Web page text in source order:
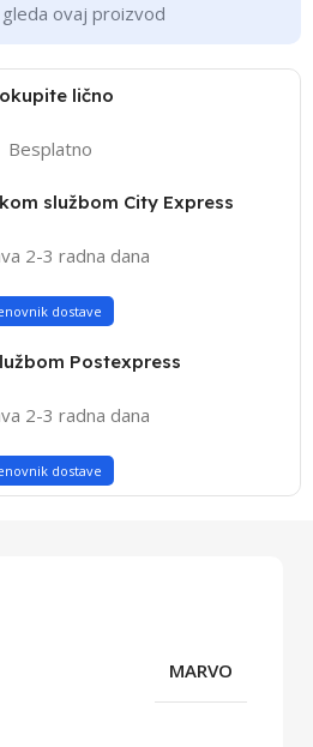
ovaj proizvod
lično
Besplatno
službom City Express
2-3 radna dana
dostave
Postexpress
2-3 radna dana
dostave
MARVO